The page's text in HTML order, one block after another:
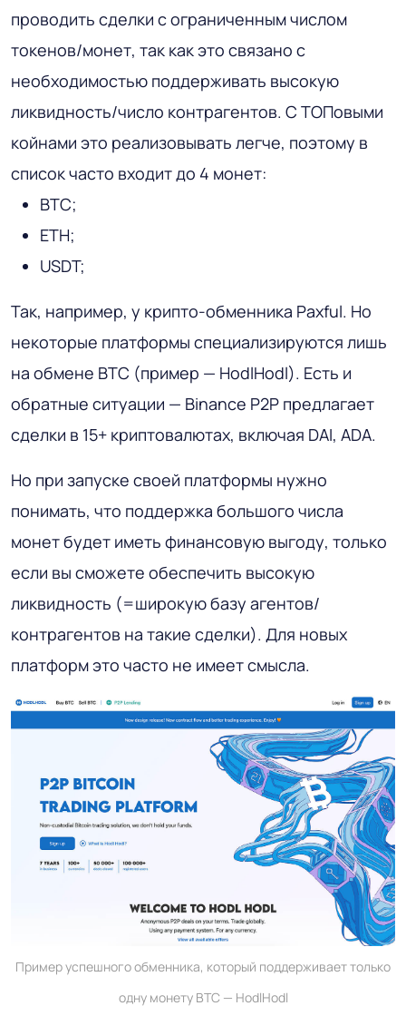
проводить сделки с ограниченным числом
токенов/монет, так как это связано с
необходимостью поддерживать высокую
ликвидность/число контрагентов. С ТОПовыми
койнами это реализовывать легче, поэтому в
список часто входит до 4 монет:
BTC;
ETH;
USDT;
Так, например, у крипто-обменника Paxful. Но
некоторые платформы специализируются лишь
на обмене BTC (пример — HodlHodl). Есть и
обратные ситуации — Binance P2P предлагает
сделки в 15+ криптовалютах, включая DAI, ADA.
Но при запуске своей платформы нужно
понимать, что поддержка большого числа
монет будет иметь финансовую выгоду, только
если вы сможете обеспечить высокую
ликвидность (=широкую базу агентов/
контрагентов на такие сделки). Для новых
платформ это часто не имеет смысла.
Пример успешного обменника, который поддерживает только
одну монету BTC — HodlHodl